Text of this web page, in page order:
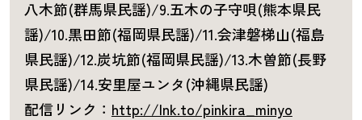
八木節(群馬県民謡)/9.五木の子守唄(熊本県民
謡)/10.黒田節(福岡県民謡)/11.会津磐梯山(福島
県民謡)/12.炭坑節(福岡県民謡)/13.木曽節(長野
県民謡)/14.安里屋ユンタ(沖縄県民謡)
配信リンク： http://lnk.to/pinkira_minyo